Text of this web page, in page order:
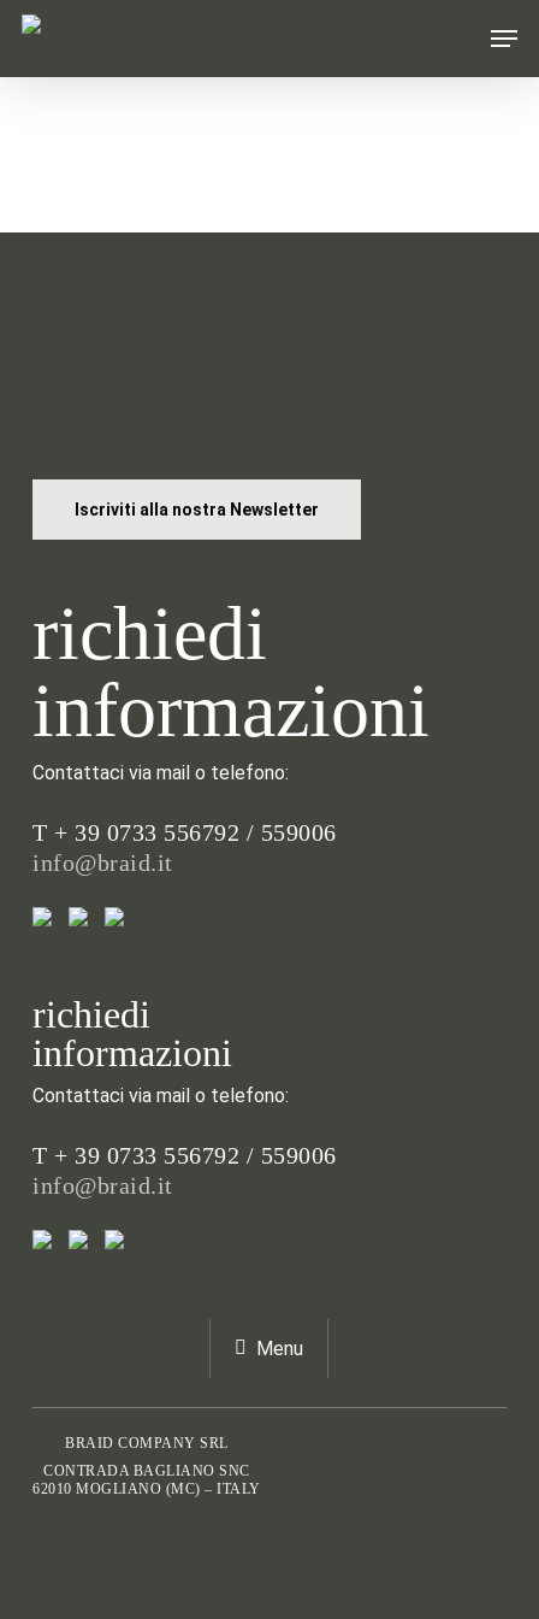
Skip
main
Iscriviti alla nostra Newsletter
richiedi
informazioni
Contattaci via mail o telefono:
T + 39 0733 556792 / 559006
info@braid.it
richiedi
informazioni
Contattaci via mail o telefono:
T + 39 0733 556792 / 559006
info@braid.it
Menu
BRAID COMPANY SRL
CONTRADA BAGLIANO SNC
62010 MOGLIANO (MC) – ITALY